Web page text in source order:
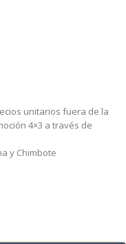
unitarios fuera de la
4×3 a través de
y Chimbote